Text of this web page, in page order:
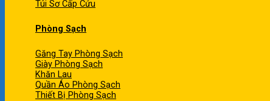
Túi Sơ Cấp Cứu
Phòng Sạch
Găng Tay Phòng Sạch
Giày Phòng Sạch
Khăn Lau
Quần Áo Phòng Sạch
Thiết Bị Phòng Sạch